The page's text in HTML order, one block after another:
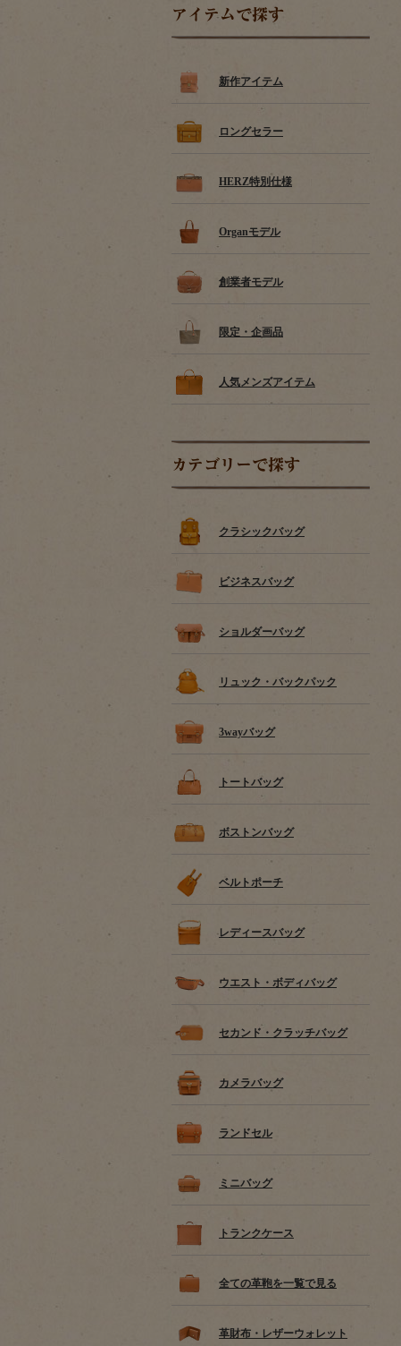
アイテムで探す
新作アイテム
ロングセラー
HERZ特別仕様
Organモデル
創業者モデル
限定・企画品
人気メンズアイテム
カテゴリーで探す
クラシックバッグ
ビジネスバッグ
ショルダーバッグ
リュック・バックパック
3wayバッグ
トートバッグ
ボストンバッグ
ベルトポーチ
レディースバッグ
ウエスト・ボディバッグ
セカンド・クラッチバッグ
カメラバッグ
ランドセル
ミニバッグ
トランクケース
全ての革鞄を一覧で見る
革財布・レザーウォレット